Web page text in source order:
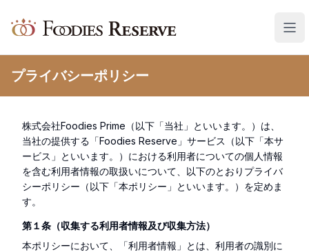
Foodies Reserve
プライバシーポリシー
株式会社Foodies Prime（以下「当社」といいます。）は、
当社の提供する「Foodies Reserve」サービス（以下「本サ
ービス」といいます。）における利用者についての個人情報
を含む利用者情報の取扱いについて、以下のとおりプライバ
シーポリシー（以下「本ポリシー」といいます。）を定めま
す。
第１条（収集する利用者情報及び収集方法）
本ポリシーにおいて、「利用者情報」とは、利用者の識別に